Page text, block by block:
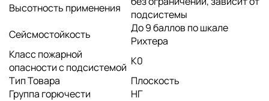
Высотность применения
подсистемы
Сейсмостойкость
До 9 баллов по шкале
Рихтера
Класс пожарной
опасности с подсистемой K0
Тип Товара
Плоскость
Группа горючести
НГ